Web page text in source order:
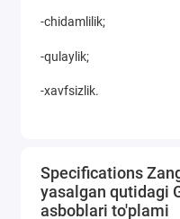
-chidamlilik;
-qulaylik;
-xavfsizlik.
Specifications
yasalgan qutidagi
asboblari to'plami